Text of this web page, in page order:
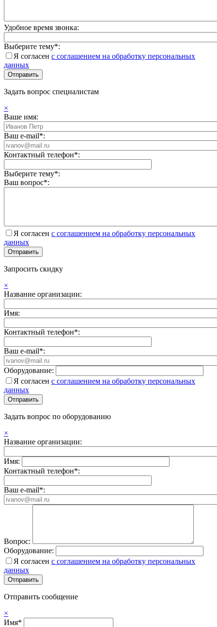
Удобное время звонка:
Выберите тему*:
Я согласен с соглашением на обработку персональных
данных
Задать вопрос специалистам
×
Ваше имя:
Ваш e-mail*:
Контактный телефон*:
Выберите тему*:
Ваш вопрос*:
Я согласен с соглашением на обработку персональных
данных
Запросить скидку
×
Название организации:
Имя:
Контактный телефон*:
Ваш e-mail*:
Оборудование:
Я согласен с соглашением на обработку персональных
данных
Задать вопрос по оборудованию
×
Название организации:
Имя:
Контактный телефон*:
Ваш e-mail*:
Вопрос:
Оборудование:
Я согласен с соглашением на обработку персональных
данных
Отправить сообщение
×
Имя*